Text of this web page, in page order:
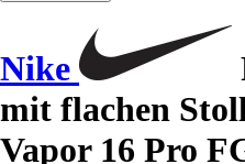
Nike
mit flachen
Vapor 16 Pro